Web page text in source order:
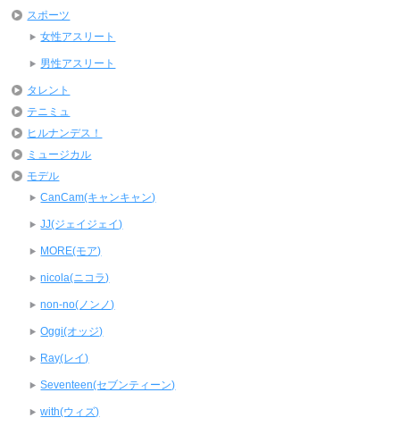
スポーツ
女性アスリート
男性アスリート
タレント
テニミュ
ヒルナンデス！
ミュージカル
モデル
CanCam(キャンキャン)
JJ(ジェイジェイ)
MORE(モア)
nicola(ニコラ)
non-no(ノンノ)
Oggi(オッジ)
Ray(レイ)
Seventeen(セブンティーン)
with(ウィズ)